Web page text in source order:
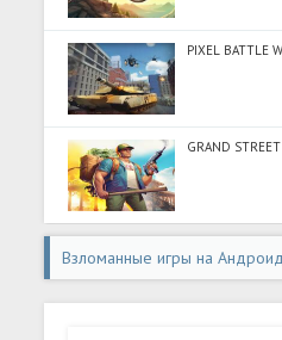
PIXEL BATTLE
GRAND
Взломанные игры на Андроид
Кирпичный выключатель -